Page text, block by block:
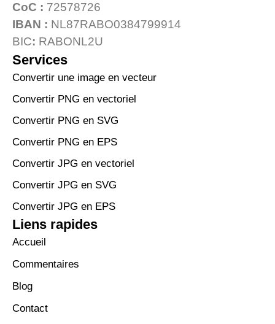
Services
Convertir une image en vecteur
Convertir PNG en vectoriel
Convertir PNG en SVG
Convertir PNG en EPS
Convertir JPG en vectoriel
Convertir JPG en SVG
Convertir JPG en EPS
Liens rapides
Accueil
Commentaires
Blog
Contact
CoC : 72578726
IBAN : NL87RABO0384799914
BIC: RABONL2U